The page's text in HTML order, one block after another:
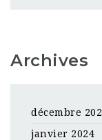
Archives
décembre
janvier 2024